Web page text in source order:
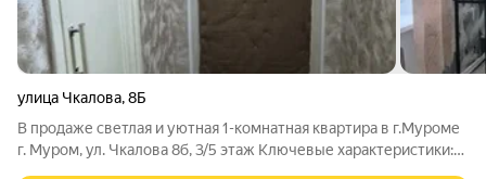
улица Чкалова,8Б
В продаже светлая и уютная 1-комнатная квартира в г.Муроме
г. Муром, ул. Чкалова 8б, 3/5 этаж Ключевые характеристики: